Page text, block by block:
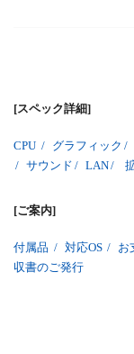
[スペック詳細]
CPU / グラフィック /
/ サウンド / LAN/
[ご案内]
付属品 / 対応OS / お
収書のご発行